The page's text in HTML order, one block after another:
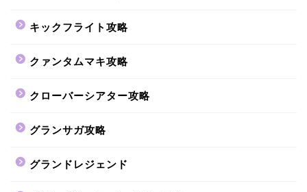
キックフライト攻略
クァンタムマキ攻略
クローバーシアター攻略
グランサガ攻略
グランドレジェンド